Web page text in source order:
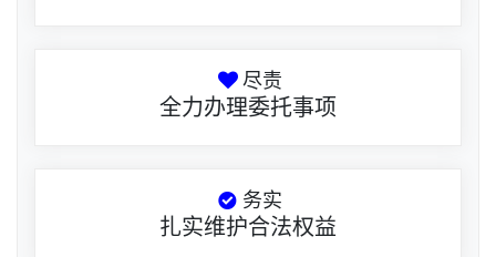
尽责
全力办理委托事项
务实
扎实维护合法权益